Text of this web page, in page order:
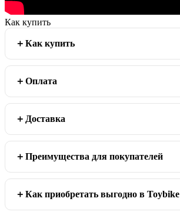
Как купить
Как купить
Оплата
Доставка
Преимущества для покупателей
Как приобретать выгодно в Toybike